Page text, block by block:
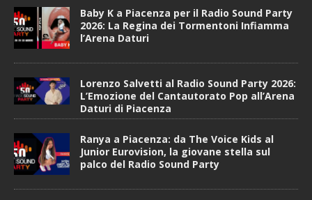
Baby K a Piacenza per il Radio Sound Party
2026: La Regina dei Tormentoni Infiamma
l’Arena Daturi
Lorenzo Salvetti al Radio Sound Party 2026:
L’Emozione del Cantautorato Pop all’Arena
Daturi di Piacenza
Ranya a Piacenza: da The Voice Kids al
Junior Eurovision, la giovane stella sul
palco del Radio Sound Party